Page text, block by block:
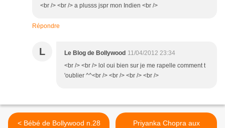
<br /> <br /> a plusss jspr mon Indien <br />
Répondre
L Le Blog de Bollywood 11/04/2012 23:34
<br /> <br /> lol oui bien sur je me rapelle comment t
'oublier ^^<br /> <br /> <br /> <br />
< Bébé de Bollywood n.28
Priyanka Chopra aux